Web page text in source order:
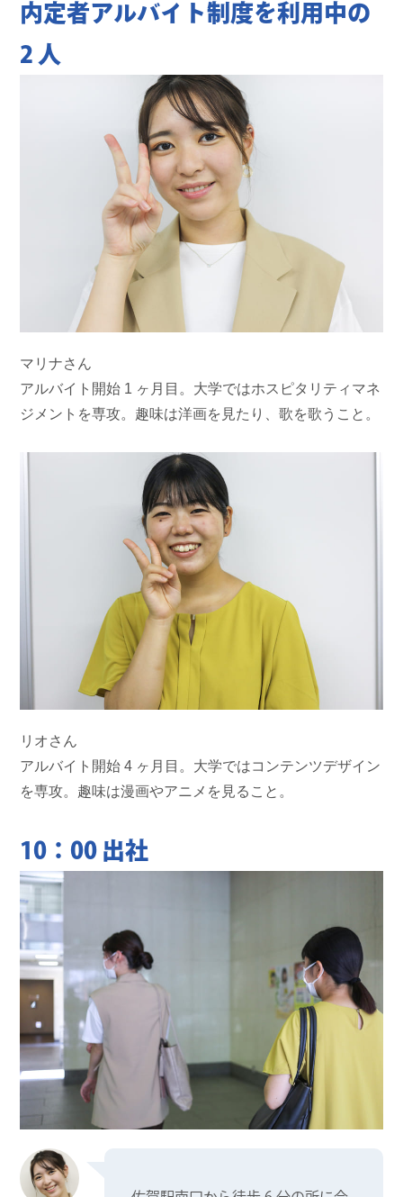
内定者アルバイト制度を利用中の
2 人
マリナさん
アルバイト開始 1 ヶ月目。大学ではホスピタリティマネ
ジメントを専攻。趣味は洋画を見たり、歌を歌うこと。
リオさん
アルバイト開始 4 ヶ月目。大学ではコンテンツデザイン
を専攻。趣味は漫画やアニメを見ること。
10：00 出社